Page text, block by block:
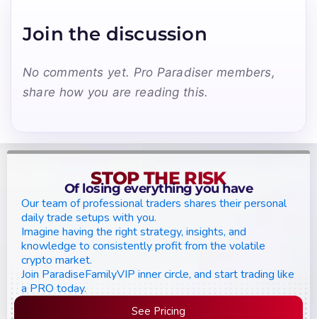
Join the discussion
No comments yet. Pro Paradiser members,
share how you are reading this.
STOP THE RISK
Of losing everything you have
Our team of professional traders shares their personal
daily trade setups with you.
Imagine having the right strategy, insights, and
knowledge to consistently profit from the volatile
crypto market.
Join ParadiseFamilyVIP inner circle, and start trading like
a PRO today.
See Pricing